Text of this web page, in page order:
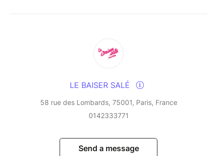
and modernity in a rare alchemy, fuelled by years of
uninterrupted musical dialogue.
LE BAISER SALÉ
58 rue des Lombards, 75001, Paris, France
0142333771
Send a message